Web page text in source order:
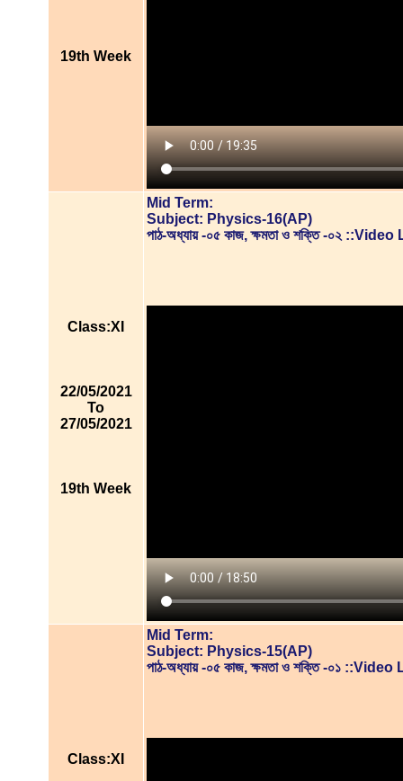
19th Week
Class:XI
22/05/2021
To
27/05/2021
19th Week
Mid Term:
Subject: Physics-16(AP)
পাঠ-অধ্যায় -০৫ কাজ, ক্ষমতা ও শক্তি -০২
Class:XI
Mid Term:
Subject: Physics-15(AP)
পাঠ-অধ্যায় -০৫ কাজ, ক্ষমতা ও শক্তি -০১